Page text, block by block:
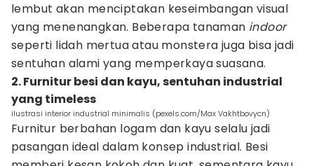
lembut akan menciptakan keseimbangan visual
yang menenangkan. Beberapa tanaman indoor
seperti lidah mertua atau monstera juga bisa jadi
sentuhan alami yang memperkaya suasana.
2. Furnitur besi dan kayu, sentuhan industrial
yang timeless
ilustrasi interior industrial minimalis (pexels.com/Max Vakhtbovycn)
Furnitur berbahan logam dan kayu selalu jadi
pasangan ideal dalam konsep industrial. Besi